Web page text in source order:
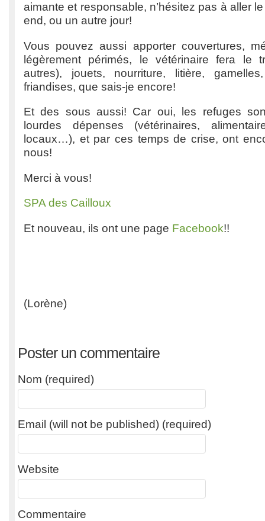
aimante et responsable, n’hésitez pas à aller
end, ou un autre jour!
Vous pouvez aussi apporter couvertures,
légèrement périmés, le vétérinaire fera le
autres), jouets, nourriture, litière,
friandises, que sais-je encore!
Et des sous aussi! Car oui, les refuges
lourdes dépenses (vétérinaires,
locaux…), et par ces temps de crise, ont
nous!
Merci à vous!
SPA des Cailloux
Et nouveau, ils ont une page Facebook!!
(Lorène)
Poster un commentaire
Nom (required)
Email (will not be published) (required)
Website
Commentaire